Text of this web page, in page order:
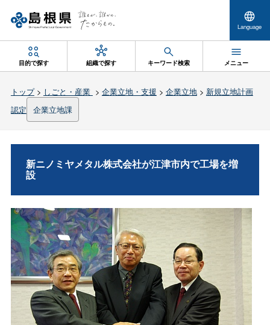
Language
目的で探す 組織で探す キーワード検索 メニュー
トップ> しごと・産業 > 企業立地・支援 > 企業立地> 新規立地計画
認定
企業立地課
新ニノミヤメタル株式会社が江津市内で工場を増
設